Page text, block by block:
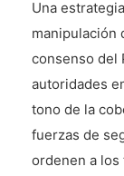
Una
manipulación
consenso del
autoridades
tono de la
fuerzas de
ordenen a los